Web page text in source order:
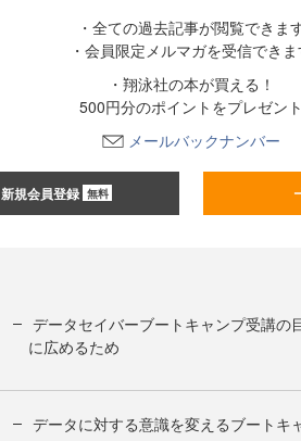
・全ての過去記事が閲覧できま
・会員限定メルマガを受信できま
・翔泳社の本が買える！
500円分のポイントをプレゼント
メールバックナンバー
新規会員登録 無料
データセイバーブートキャンプ受講の
に広めるため
データに対する意識を変えるブートキ